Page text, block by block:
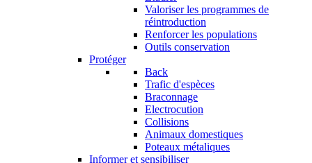
Valoriser les programmes de
réintroduction
Renforcer les populations
Outils conservation
Protéger
Back
Trafic d'espèces
Braconnage
Electrocution
Collisions
Animaux domestiques
Poteaux métaliques
Informer et sensibiliser